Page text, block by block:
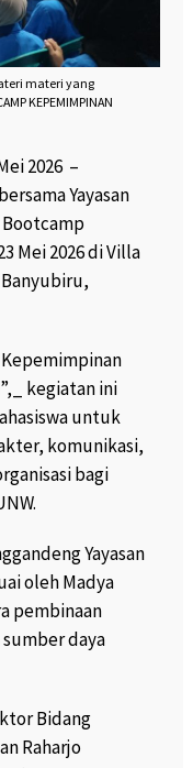
materi yang
KEPEMIMPINAN
2026 –
Yayasan
Mei 2026 di Villa
kegiatan ini
untuk
komunikasi,
bagi
Yayasan
oleh Madya
pembinaan
daya
Bidang
Raharjo